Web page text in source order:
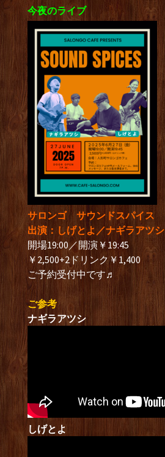
今夜のライブ
サロンゴ サウンドスパイス
出演：しげとよ／ナギラアツシ
開場19:00／開演￥19:45
￥2,500+2ドリンク￥1,400
ご予約受付中です♬
ご参考
ナギラアツシ
しげとよ